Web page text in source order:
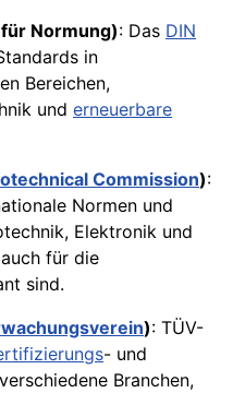
Normung): Das DIN
in
Bereichen,
und erneuerbare
Commission):
Normen und
Elektronik und
für die
sind.
): TÜV-
- und
Branchen,